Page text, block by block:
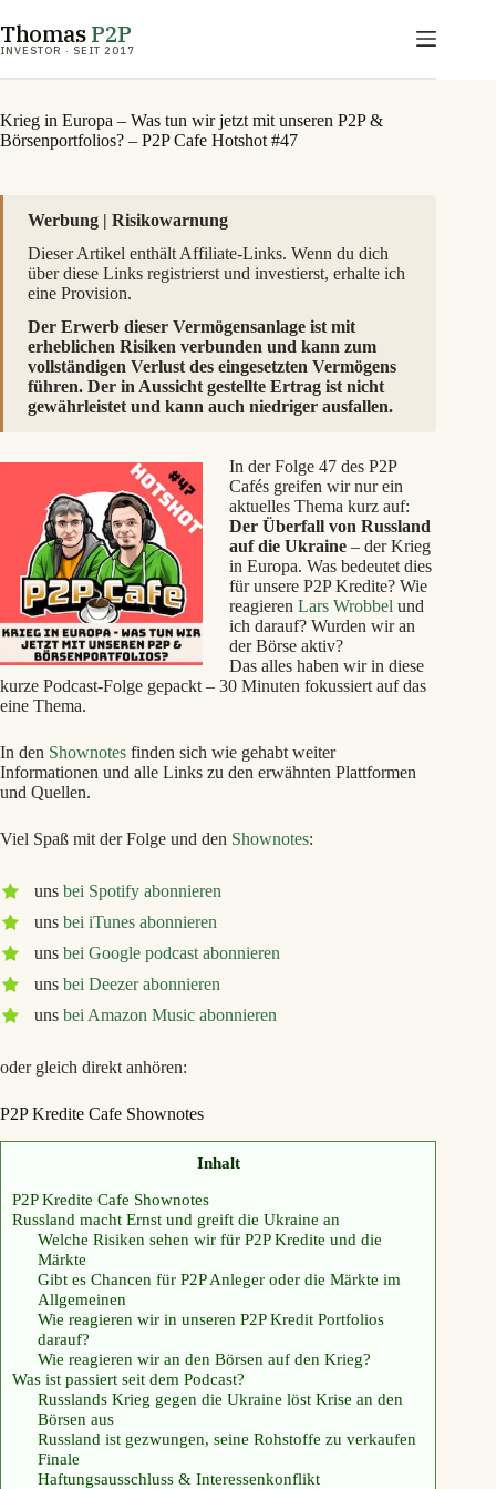
Inhalt
springen
ThomasP2P
INVESTOR · SEIT 2017
Krieg in Europa – Was tun wir jetzt mit unseren P2P &
Börsenportfolios? – P2P Cafe Hotshot #47
Werbung | Risikowarnung
Dieser Artikel enthält Affiliate-Links. Wenn du dich
über diese Links registrierst und investierst, erhalte ich
eine Provision.
Der Erwerb dieser Vermögensanlage ist mit
erheblichen Risiken verbunden und kann zum
vollständigen Verlust des eingesetzten Vermögens
führen. Der in Aussicht gestellte Ertrag ist nicht
gewährleistet und kann auch niedriger ausfallen.
In der Folge 47 des P2P
Cafés greifen wir nur ein
aktuelles Thema kurz auf:
Der Überfall von Russland
auf die Ukraine – der Krieg
in Europa. Was bedeutet dies
für unsere P2P Kredite? Wie
reagieren Lars Wrobbel und
ich darauf? Wurden wir an
der Börse aktiv?
Das alles haben wir in diese
kurze Podcast-Folge gepackt – 30 Minuten fokussiert auf das
eine Thema.
In den Shownotes finden sich wie gehabt weiter
Informationen und alle Links zu den erwähnten Plattformen
und Quellen.
Viel Spaß mit der Folge und den Shownotes:
uns bei Spotify abonnieren
uns bei iTunes abonnieren
uns bei Google podcast abonnieren
uns bei Deezer abonnieren
uns bei Amazon Music abonnieren
oder gleich direkt anhören:
P2P Kredite Cafe Shownotes
Inhalt
P2P Kredite Cafe Shownotes
Russland macht Ernst und greift die Ukraine an
Welche Risiken sehen wir für P2P Kredite und die
Märkte
Gibt es Chancen für P2P Anleger oder die Märkte im
Allgemeinen
Wie reagieren wir in unseren P2P Kredit Portfolios
darauf?
Wie reagieren wir an den Börsen auf den Krieg?
Was ist passiert seit dem Podcast?
Russlands Krieg gegen die Ukraine löst Krise an den
Börsen aus
Russland ist gezwungen, seine Rohstoffe zu verkaufen
Finale
Haftungsausschluss & Interessenkonflikt